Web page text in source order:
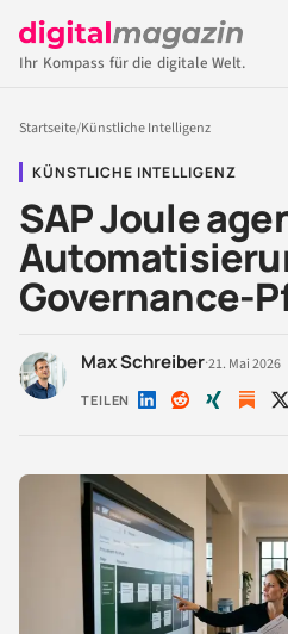
Ihr Kompass für die digitale Welt.
Startseite/Künstliche Intelligenz
KÜNSTLICHE INTELLIGENZ
SAP Joule
Governance-
Max Schreiber·21. Mai 2026
TEILEN Auf Auf Auf